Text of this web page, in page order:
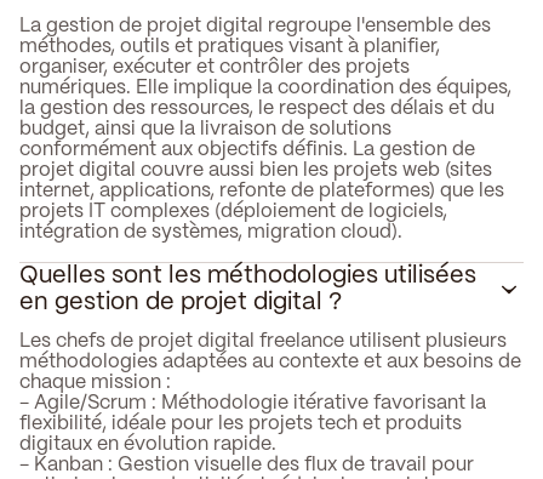
La gestion de projet digital regroupe l'ensemble des
méthodes, outils et pratiques visant à planifier,
organiser, exécuter et contrôler des projets
numériques. Elle implique la coordination des équipes,
la gestion des ressources, le respect des délais et du
budget, ainsi que la livraison de solutions
conformément aux objectifs définis. La gestion de
projet digital couvre aussi bien les projets web (sites
internet, applications, refonte de plateformes) que les
projets IT complexes (déploiement de logiciels,
intégration de systèmes, migration cloud).
Quelles sont les méthodologies utilisées
en gestion de projet digital ?
Les chefs de projet digital freelance utilisent plusieurs
méthodologies adaptées au contexte et aux besoins de
chaque mission :
- Agile/Scrum : Méthodologie itérative favorisant la
flexibilité, idéale pour les projets tech et produits
digitaux en évolution rapide.
- Kanban : Gestion visuelle des flux de travail pour